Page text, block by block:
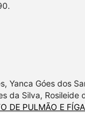
Yanca Góes dos
da Silva,
DE PULMÃO E